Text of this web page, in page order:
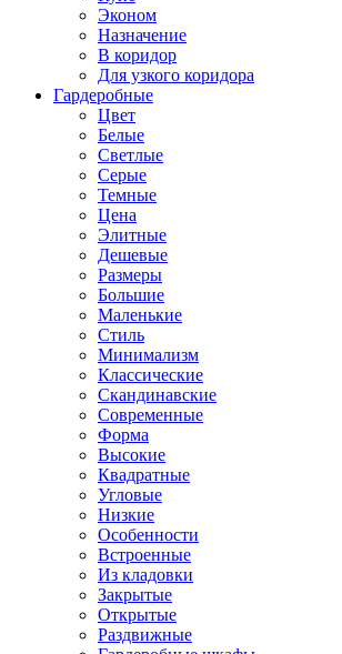
Эконом
Назначение
В коридор
Для узкого коридора
Гардеробные
Цвет
Белые
Светлые
Серые
Темные
Цена
Элитные
Дешевые
Размеры
Большие
Маленькие
Стиль
Минимализм
Классические
Скандинавские
Современные
Форма
Высокие
Квадратные
Угловые
Низкие
Особенности
Встроенные
Из кладовки
Закрытые
Открытые
Раздвижные